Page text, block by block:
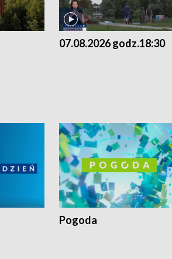
07.08.2026 godz.18:30
Pogoda